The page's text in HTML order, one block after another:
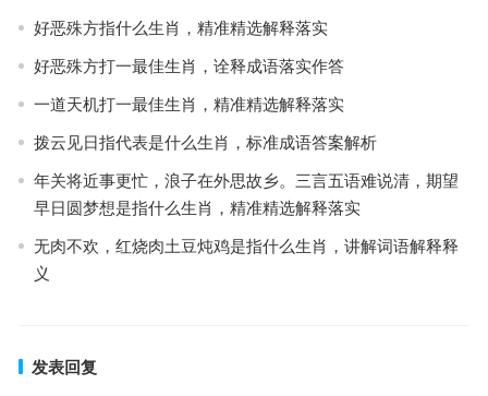
好恶殊方指什么生肖，精准精选解释落实
好恶殊方打一最佳生肖，诠释成语落实作答
一道天机打一最佳生肖，精准精选解释落实
拨云见日指代表是什么生肖，标准成语答案解析
年关将近事更忙，浪子在外思故乡。三言五语难说清，期望
早日圆梦想是指什么生肖，精准精选解释落实
无肉不欢，红烧肉土豆炖鸡是指什么生肖，讲解词语解释释
义
发表回复